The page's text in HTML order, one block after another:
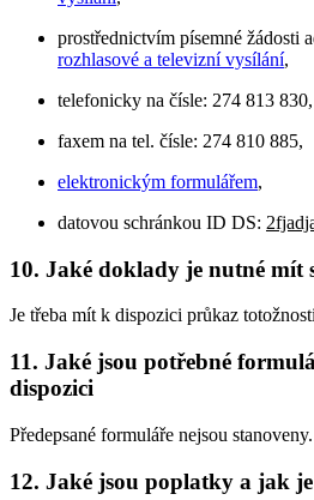
prostřednictvím písemné žádosti
rozhlasové a televizní vysílání,
telefonicky na čísle: 274 813 830,
faxem na tel. čísle: 274 810 885,
elektronickým formulářem,
datovou schránkou ID DS:
10. Jaké doklady je nutné mít
Je třeba mít k dispozici průkaz
11. Jaké jsou potřebné
dispozici
Předepsané formuláře nejsou stanoveny.
12. Jaké jsou poplatky a jak